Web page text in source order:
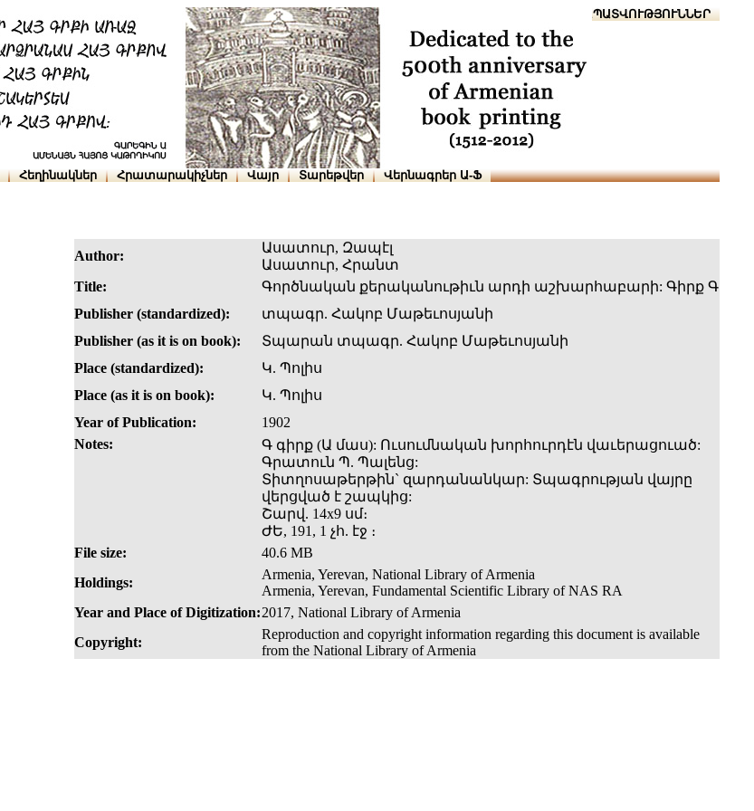
ՆԱԽԱՊԱՏՎՈՒԹՅՈՒՆՆԵՐ
Հեղինակներ Հրատարակիչներ Վայր Տարեթվեր Վերնագրեր Ա-Ֆ
Author:
Ասատուր, Զապէլ
Ասատուր, Հրանտ
Title:
Գործնական քերականութիւն արդի աշխարհաբարի: Գիրք Գ
Publisher (standardized):
տպագր. Հակոբ Մաթեւոսյանի
Publisher (as it is on book):
Տպարան տպագր. Հակոբ Մաթեւոսյանի
Place (standardized):
Կ. Պոլիս
Place (as it is on book):
Կ. Պոլիս
Year of Publication:
1902
Notes:
Գ գիրք (Ա մաս): Ուսումնական խորհուրդէն վաւերացուած:
Գրատուն Պ. Պալենց:
Տիտղոսաթերթին` զարդանանկար: Տպագրության վայրը
վերցված է շապկից:
Շարվ. 14x9 սմ։
ԺԵ, 191, 1 չհ. էջ ։
File size:
40.6 MB
Holdings:
Armenia, Yerevan, National Library of Armenia
Armenia, Yerevan, Fundamental Scientific Library of NAS RA
Year and Place of Digitization:2017, National Library of Armenia
Copyright:
Reproduction and copyright information regarding this document is available
from the National Library of Armenia